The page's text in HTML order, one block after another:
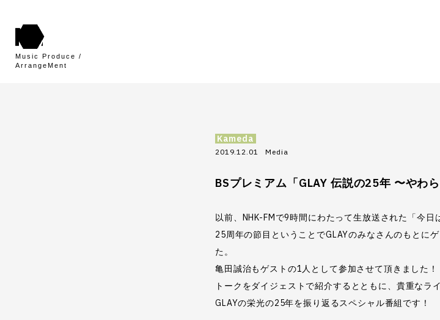
Kameda
2019.12.01 Media
BSプレミアム「GLAY 伝説の25年 〜やわ
以前、NHK-FMで9時間にわたって生放送された「今日
25周年の節目ということでGLAYのみなさんのもとに
た。
亀田誠治もゲストの1人として参加させて頂きました！
トークをダイジェストで紹介するとともに、貴重なラ
GLAYの栄光の25年を振り返るスペシャル番組です！